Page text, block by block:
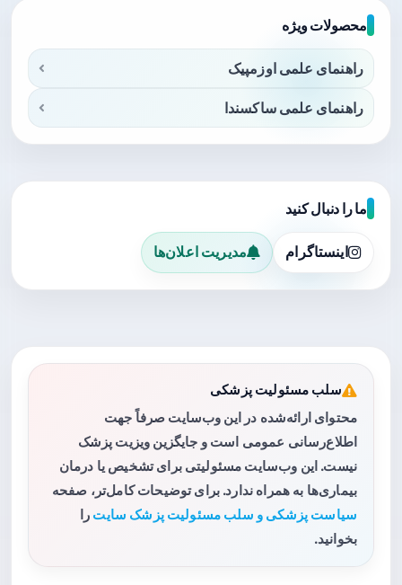
محصولات ویژه
راهنمای علمی اوزمپیک
راهنمای علمی ساکسندا
ما را دنبال کنید
اینستاگرام مدیریت اعلان‌ها
سلب مسئولیت پزشکی
محتوای ارائه‌شده در این وب‌سایت صرفاً جهت
اطلاع‌رسانی عمومی است و جایگزین ویزیت پزشک
نیست. این وب‌سایت مسئولیتی برای تشخیص یا درمان
بیماری‌ها به همراه ندارد. برای توضیحات کامل‌تر، صفحه
سیاست پزشکی و سلب مسئولیت پزشک سایت را
بخوانید.